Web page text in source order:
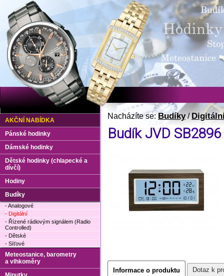
Nacházíte se:Budíky/
Budík JVD SB2896
Informace o produktu Dotaz k
AKČNÍ NABÍDKA
Pánské hodinky
Dámské hodinky
Dětské hodinky (chlapecké a
dívčí)
Hodiny
Budíky
- Analogové
- Digitální
- Řízené rádiovým signálem (Radio
Controlled)
- Dětské
- Síťové
Meteostanice, barometry
a vlhkoměry